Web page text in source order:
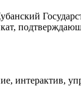
интерактив,